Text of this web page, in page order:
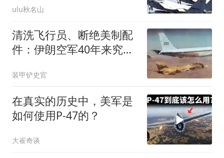
ulu秋名山
清洗飞行员、断绝美制配
件：伊朗空军40年来究竟
装甲铲史官
在真实的历史中，美军是
如何使用P-47的？
大崔奇谈